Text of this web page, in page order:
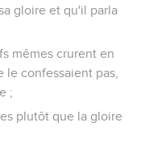
gloire et qu'il parla
mêmes crurent en
le confessaient pas,
;
plutôt que la gloire